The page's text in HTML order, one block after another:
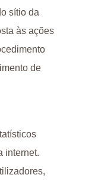
sítio da
às ações
de
internet.